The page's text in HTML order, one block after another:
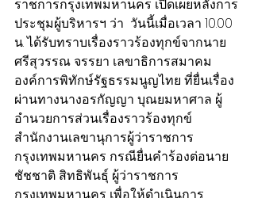
ราชการกรุงเทพมหานคร เปิดเผยหลังการ
ประชุมผู้บริหารฯ ว่า  วันนี้เมื่อเวลา 10.00
น. ได้รับทราบเรื่องราวร้องทุกข์จากนาย
ศรีสุวรรณ จรรยา เลขาธิการสมาคม
องค์การพิทักษ์รัฐธรรมนูญไทย ที่ยื่นเรื่อง
ผ่านทางนางอรกัญญา บุณยมหาศาล ผู้
อำนวยการส่วนเรื่องราวร้องทุกข์
สำนักงานเลขานุการผู้ว่าราชการ
กรุงเทพมหานคร กรณียื่นคำร้องต่อนาย
ชัชชาติ สิทธิพันธุ์ ผู้ว่าราชการ